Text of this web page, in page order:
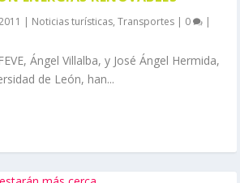
| Noticias turísticas,Transportes | 0 |
Ángel Villalba, y José Ángel Hermida,
de León, han...